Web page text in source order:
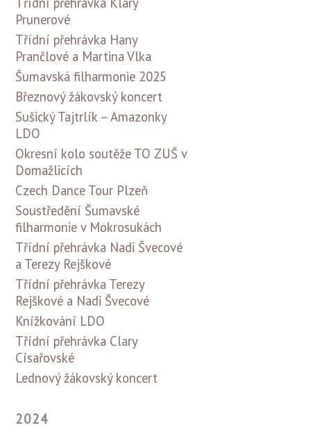
Prunerové
Třídní přehrávka Hany
Prančlové a Martina Vlka
Šumavská filharmonie 2025
Březnový žákovský koncert
Sušický Tajtrlík – Amazonky
LDO
Okresní kolo soutěže TO ZUŠ v
Domažlicích
Czech Dance Tour Plzeň
Soustředění Šumavské
filharmonie v Mokrosukách
Třídní přehrávka Nadi Švecové
a Terezy Rejškové
Třídní přehrávka Terezy
Rejškové a Nadi Švecové
Knížkování LDO
Třídní přehrávka Clary
Císařovské
Lednový žákovský koncert
2024